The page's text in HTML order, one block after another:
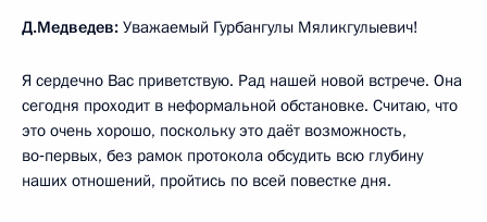
Д.Медведев: Уважаемый Гурбангулы Мяликгулыевич!
Я сердечно Вас приветствую. Рад нашей новой встрече. Она
сегодня проходит в неформальной обстановке. Считаю, что
это очень хорошо, поскольку это даёт возможность,
во‑первых, без рамок протокола обсудить всю глубину
наших отношений, пройтись по всей повестке дня.